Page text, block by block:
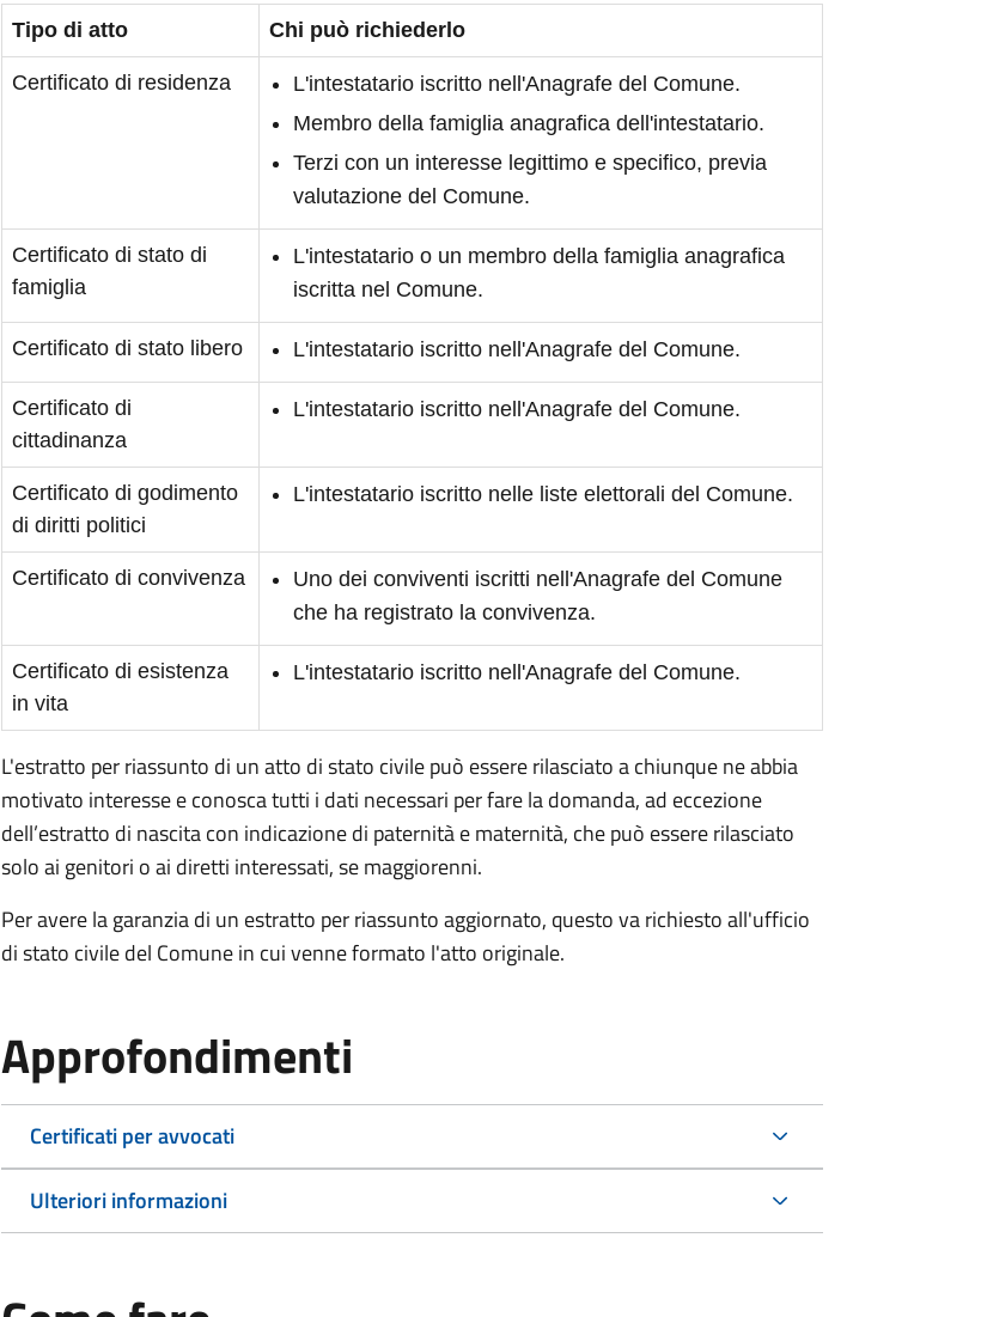
Tipo di atto Chi può richiederlo
Certificato di residenza
L'intestatario iscritto nell'Anagrafe del Comune.
Membro della famiglia anagrafica dell'intestatario.
Terzi con un interesse legittimo e specifico, previa
valutazione del Comune.
Certificato di stato di
famiglia
L'intestatario o un membro della famiglia anagrafica
iscritta nel Comune.
Certificato di stato libero L'intestatario iscritto nell'Anagrafe del Comune.
Certificato di
cittadinanza
L'intestatario iscritto nell'Anagrafe del Comune.
Certificato di godimento
di diritti politici
L'intestatario iscritto nelle liste elettorali del Comune.
Certificato di convivenza
Uno dei conviventi iscritti nell'Anagrafe del Comune
che ha registrato la convivenza.
Certificato di esistenza
in vita
L'intestatario iscritto nell'Anagrafe del Comune.
L'estratto per riassunto di un atto di stato civile può essere rilasciato a chiunque ne abbia
motivato interesse e conosca tutti i dati necessari per fare la domanda, ad eccezione
dell’estratto di nascita con indicazione di paternità e maternità, che può essere rilasciato
solo ai genitori o ai diretti interessati, se maggiorenni.
Per avere la garanzia di un estratto per riassunto aggiornato, questo va richiesto all'ufficio
di stato civile del Comune in cui venne formato l'atto originale.
Approfondimenti
Certificati per avvocati
Ulteriori informazioni